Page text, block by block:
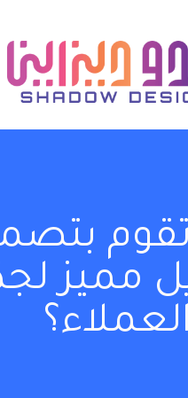
مميز
العملاء؟